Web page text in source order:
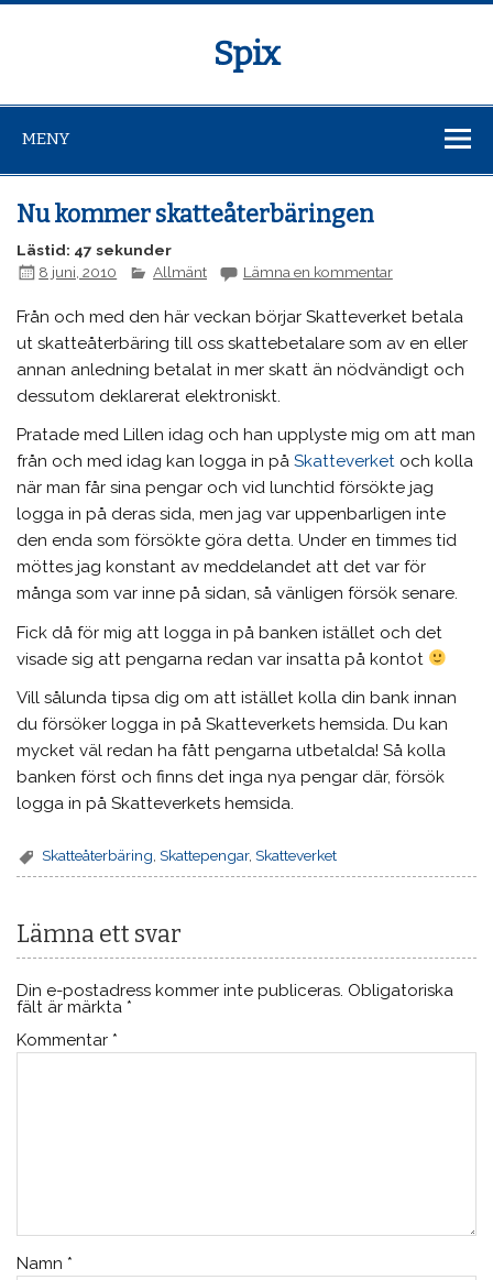
Spix
MENY
Nu kommer skatteåterbäringen
Lästid: 47 sekunder
8 juni, 2010
Allmänt Lämna en kommentar
Från och med den här veckan börjar Skatteverket betala
ut skatteåterbäring till oss skattebetalare som av en eller
annan anledning betalat in mer skatt än nödvändigt och
dessutom deklarerat elektroniskt.
Pratade med Lillen idag och han upplyste mig om att man
från och med idag kan logga in påSkatteverket och kolla
när man får sina pengar och vid lunchtid försökte jag
logga in på deras sida, men jag var uppenbarligen inte
den enda som försökte göra detta. Under en timmes tid
möttes jag konstant av meddelandet att det var för
många som var inne på sidan, så vänligen försök senare.
Fick då för mig att logga in på banken istället och det
visade sig att pengarna redan var insatta på kontot
Vill sålunda tipsa dig om att istället kolla din bank innan
du försöker logga in på Skatteverkets hemsida. Du kan
mycket väl redan ha fått pengarna utbetalda! Så kolla
banken först och finns det inga nya pengar där, försök
logga in på Skatteverkets hemsida.
Skatteåterbäring ,Skattepengar,Skatteverket
Lämna ett svar
Din e-postadress kommer inte publiceras. Obligatoriska
fält är märkta *
Kommentar *
Namn *